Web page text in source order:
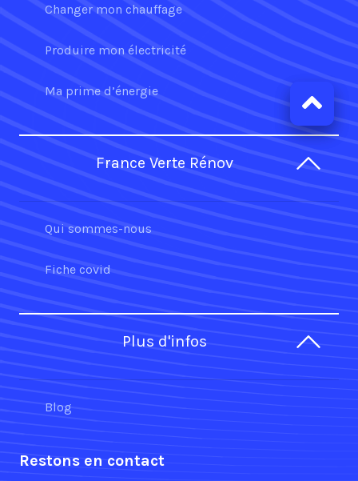
Changer mon chauffage
Produire mon électricité
Ma prime d’énergie
France Verte Rénov
Qui sommes-nous
Fiche covid
Plus d'infos
Blog
Restons en contact